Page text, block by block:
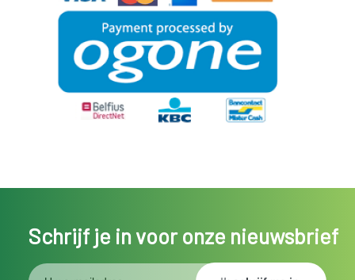
Schrijf je in voor onze nieuwsbrief